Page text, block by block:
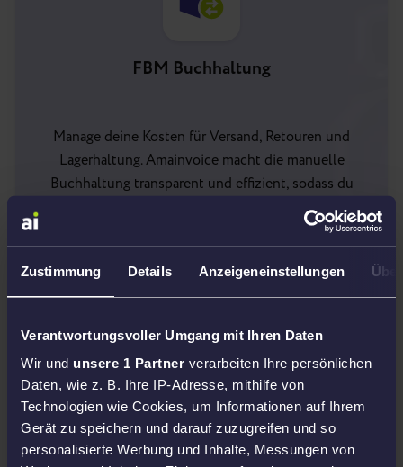
Zustimmung Details Anzeigeneinstellungen
Verantwortungsvoller Umgang mit Ihren Daten
Wir und unsere 1 Partner verarbeiten Ihre persönlichen
Daten, wie z. B. Ihre IP-Adresse, mithilfe von
Technologien wie Cookies, um Informationen auf Ihrem
Gerät zu speichern und darauf zuzugreifen und so
personalisierte Werbung und Inhalte, Messungen von
FBM Buchhaltung
Manage deine Kosten für Versand, Retouren und
Lagerhaltung. Amainvoice macht die manuelle
Buchhaltung transparent und effizient, sodass du
dich auf dein Kerngeschäft konzentrieren kannst
Für Steuerberater